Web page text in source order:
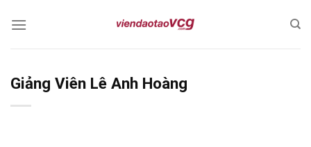
Giảng Viên Lê Anh Hoàng